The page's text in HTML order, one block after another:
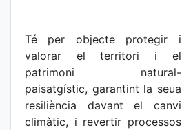
Té per objecte protegir i
valorar el territori i el
patrimoni natural-
paisatgístic, garantint la seua
resiliència davant el canvi
climàtic, i revertir processos